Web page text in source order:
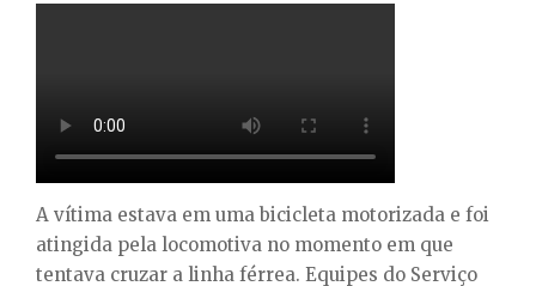
A vítima estava em uma bicicleta motorizada e foi
atingida pela locomotiva no momento em que
tentava cruzar a linha férrea. Equipes do Serviço